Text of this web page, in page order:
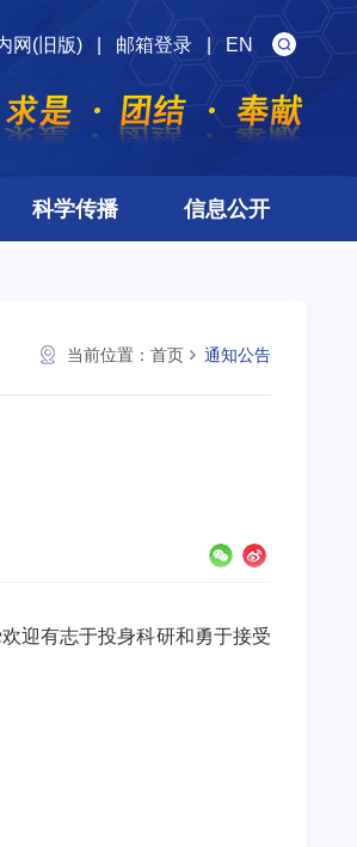
网(旧版) 邮箱登录 |EN
科学传播 信息公开
当前位置： 首页 通知公告
迎有志于投身科研和勇于接受